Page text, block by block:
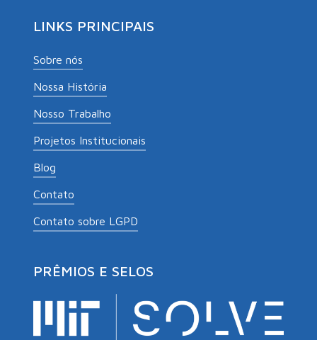
LINKS PRINCIPAIS
Sobre nós
Nossa História
Nosso Trabalho
Projetos Institucionais
Blog
Contato
Contato sobre LGPD
PRÊMIOS E SELOS